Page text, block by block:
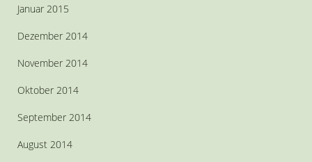
Januar 2015
Dezember 2014
November 2014
Oktober 2014
September 2014
August 2014